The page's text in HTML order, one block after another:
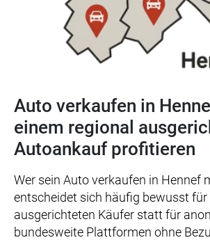
Auto verkaufen in
einem regional
Autoankauf profitieren
Wer sein Auto verkaufen in Hennef
entscheidet sich häufig bewusst für
ausgerichteten Käufer statt für
bundesweite Plattformen ohne